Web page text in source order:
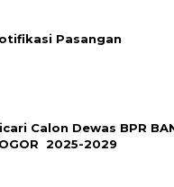
Pasangan
Calon Dewas BPR
2025-2029